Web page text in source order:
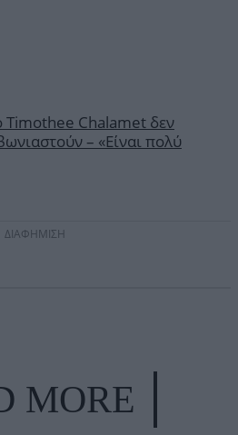
Timothee Chalamet δεν
– «Είναι πολύ
ΔΙΑΦΗΜΙΣΗ
MORE